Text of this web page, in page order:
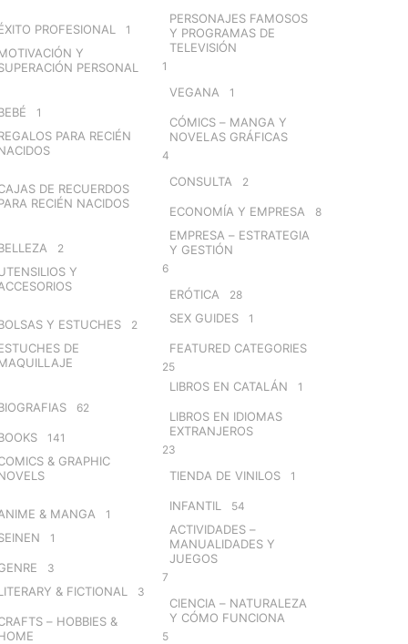
PROFESIONAL 1
Y
PERSONAL
1
PARA RECIÉN
DE RECUERDOS
RECIÉN NACIDOS
2
Y
Y ESTUCHES 2
DE
62
141
& GRAPHIC
& MANGA 1
1
3
& FICTIONAL 3
– HOBBIES &
PERSONAJES FAMOSOS
Y PROGRAMAS DE
TELEVISIÓN
1
VEGANA 1
CÓMICS – MANGA Y
NOVELAS GRÁFICAS
4
CONSULTA 2
ECONOMÍA Y EMPRESA 8
EMPRESA – ESTRATEGIA
Y GESTIÓN
6
ERÓTICA 28
SEX GUIDES 1
FEATURED CATEGORIES
25
LIBROS EN CATALÁN 1
LIBROS EN IDIOMAS
EXTRANJEROS
23
TIENDA DE VINILOS 1
INFANTIL 54
ACTIVIDADES –
MANUALIDADES Y
JUEGOS
7
CIENCIA – NATURALEZA
Y CÓMO FUNCIONA
5